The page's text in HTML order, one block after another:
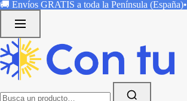
Saltar
al
contenido
🚚 Envíos GRATIS a toda la Península (España)•